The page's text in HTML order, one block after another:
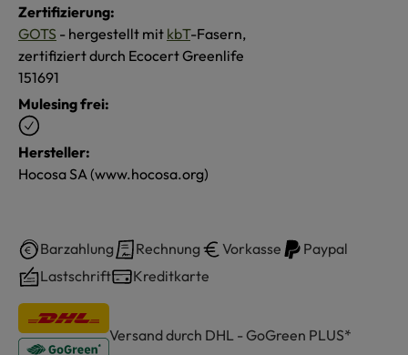
Zertifizierung:
GOTS - hergestellt mit kbT-Fasern,
zertifiziert durch Ecocert Greenlife
151691
Mulesing frei:
Hersteller:
Hocosa SA (www.hocosa.org)
Barzahlung Rechnung Vorkasse
Paypal
Lastschrift
Kreditkarte
Versand durch DHL - GoGreen PLUS*